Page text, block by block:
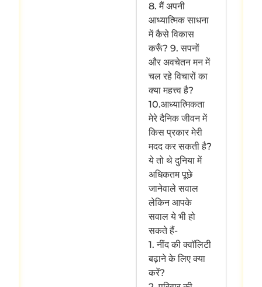
8. मैं अपनी
आध्यात्मिक साधना
में कैसे विकास
करूँ? 9. सपनों
और अवचेतन मन में
चल रहे विचारों का
क्या महत्त्व है?
10.आध्यात्मिकता
मेरे दैनिक जीवन में
किस प्रकार मेरी
मदद कर सकती है?
ये तो थे दुनिया में
अधिकतम पूछे
जानेवाले सवाल
लेकिन आपके
सवाल ये भी हो
सकते हैं-
1. नींद की क्वॉलिटी
बढ़ाने के लिए क्या
करें?